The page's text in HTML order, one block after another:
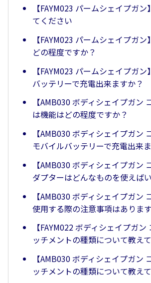
【FAYM023 パームシェイプガ
てください
【FAYM023 パームシェイプガ
どの程度ですか？
【FAYM023 パームシェイプガ
バッテリーで充電出来ますか？
【AMB030 ボディシェイプガン
は機能はどの程度ですか？
【AMB030 ボディシェイプガン
モバイルバッテリーで充電出来
【AMB030 ボディシェイプガン
ダプターはどんなものを使えば
【AMB030 ボディシェイプガン
使用する際の注意事項はありま
【FAYM022 ボディシェイプガ
ッチメントの種類について教え
【AMB030 ボディシェイプガン
ッチメントの種類について教え